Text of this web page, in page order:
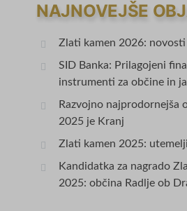
NAJNOVEJŠE
Zlati kamen 2026: novosti
SID Banka: Prilagojeni
instrumenti za občine in
Razvojno najprodornejša
2025 je Kranj
Zlati kamen 2025:
Kandidatka za nagrado
2025: občina Radlje ob